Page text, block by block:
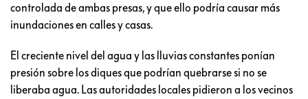
controlada de ambas presas, y que ello podría causar más
inundaciones en calles y casas.
El creciente nivel del agua y las lluvias constantes ponían
presión sobre los diques que podrían quebrarse si no se
liberaba agua. Las autoridades locales pidieron a los vecinos